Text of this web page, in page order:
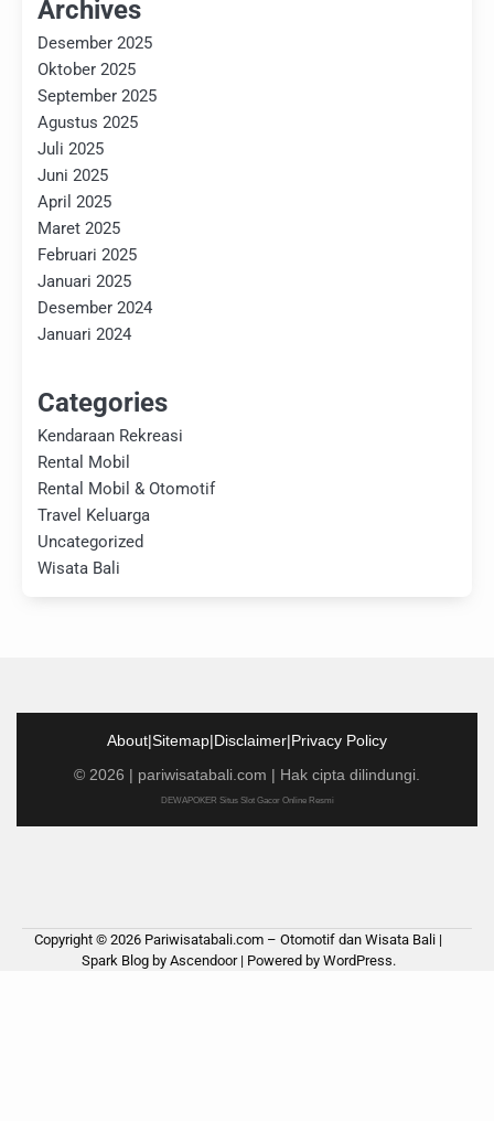
Archives
Desember 2025
Oktober 2025
September 2025
Agustus 2025
Juli 2025
Juni 2025
April 2025
Maret 2025
Februari 2025
Januari 2025
Desember 2024
Januari 2024
Categories
Kendaraan Rekreasi
Rental Mobil
Rental Mobil & Otomotif
Travel Keluarga
Uncategorized
Wisata Bali
About|Sitemap|Disclaimer|Privacy Policy
© 2026 | pariwisatabali.com | Hak cipta dilindungi.
DEWAPOKER Situs Slot Gacor Online Resmi
Copyright © 2026 Pariwisatabali.com – Otomotif dan Wisata Bali |
Spark Blog by Ascendoor| Powered by WordPress.